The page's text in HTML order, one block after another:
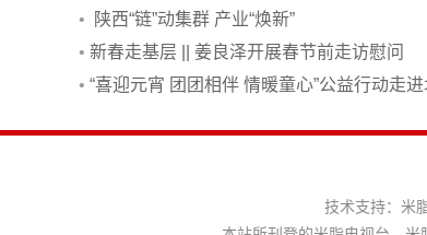
•
陕西“链”动集群 产业“焕新”
• 新春走基层 || 姜良泽开展春节前走访慰问
• “喜迎元宵 团团相伴 情暖童心”公益行动走
技术支持： 米